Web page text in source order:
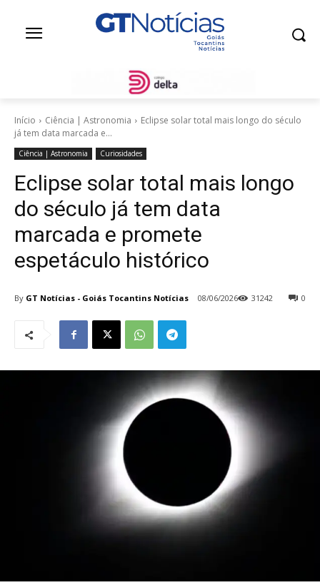
Início Ciência | Astronomia
Eclipse solar total mais longo do século
já tem data marcada e...
Ciência | Astronomia Curiosidades
Eclipse solar total mais longo
do século já tem data
marcada e promete
espetáculo histórico
By GT Notícias - Goiás Tocantins Notícias 08/06/2026 0
31242